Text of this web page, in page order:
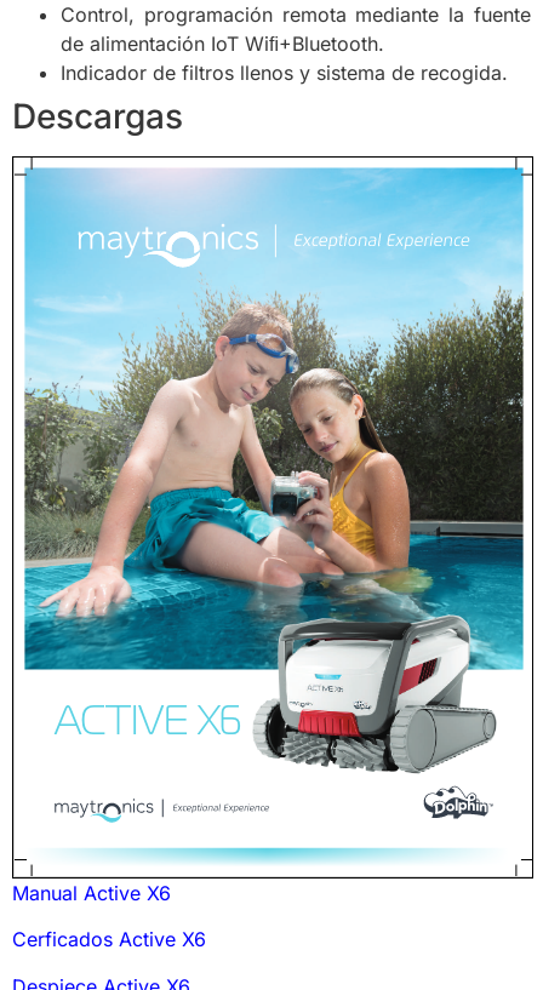
Control, programación remota mediante la fuente
de alimentación IoT Wiﬁ+Bluetooth.
Indicador de filtros llenos y sistema de recogida.
Descargas
Manual Active X6
Cerficados Active X6